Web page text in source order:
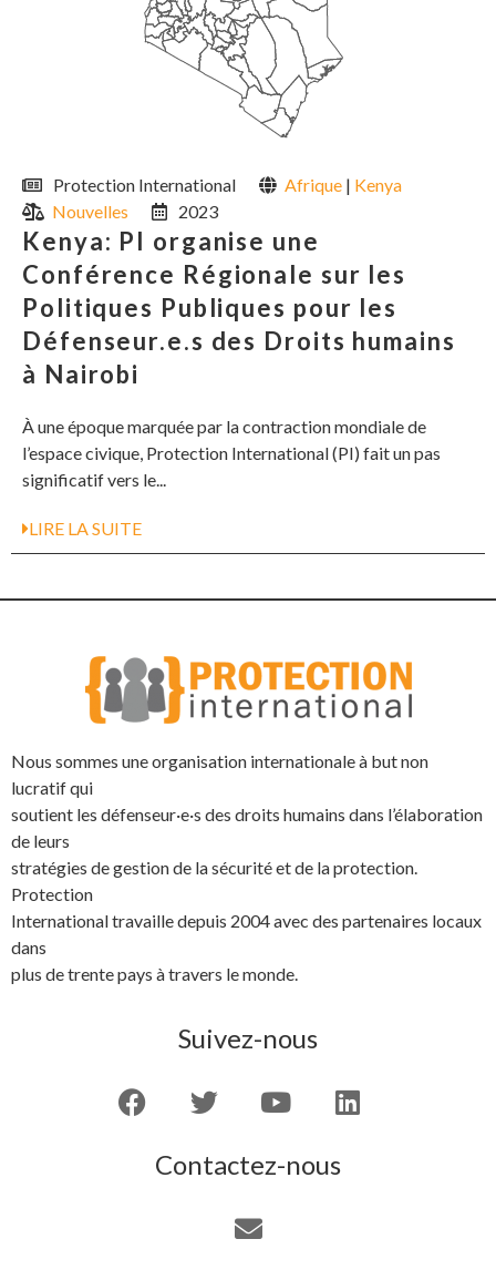
Protection International Afrique | Kenya
Nouvelles
2023
Kenya: PI organise une
Conférence Régionale sur les
Politiques Publiques pour les
Défenseur.e.s des Droits humains
à Nairobi
À une époque marquée par la contraction mondiale de
l’espace civique, Protection International (PI) fait un pas
significatif vers le...
LIRE LA SUITE
Nous sommes une organisation internationale à but non
lucratif qui
soutient les défenseur·e·s des droits humains dans l’élaboration
de leurs
stratégies de gestion de la sécurité et de la protection.
Protection
International travaille depuis 2004 avec des partenaires locaux
dans
plus de trente pays à travers le monde.
Suivez-nous
Contactez-nous